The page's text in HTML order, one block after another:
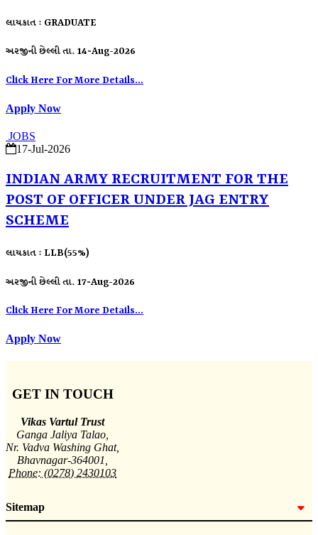
લાયકાત : GRADUATE
અરજીની છેલ્લી તા. 14-Aug-2026
Click Here For More Details...
Apply Now
JOBS
17-Jul-2026
INDIAN ARMY RECRUITMENT FOR THE
POST OF OFFICER UNDER JAG ENTRY
SCHEME
લાયકાત : LLB(55%)
અરજીની છેલ્લી તા. 17-Aug-2026
Click Here For More Details...
Apply Now
GET IN TOUCH
Vikas Vartul Trust
Ganga Jaliya Talao,
Nr. Vadva Washing Ghat,
Bhavnagar-364001,
Phone: (0278) 2430103
Sitemap